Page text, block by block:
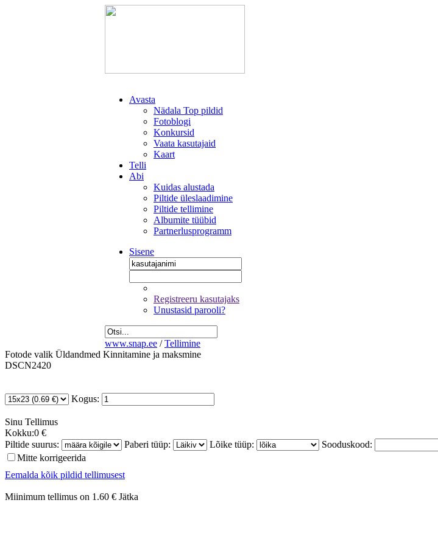
Avasta
Nädala Top pildid
Fotoblogi
Konkursid
Vaata kasutajaid
Kaart
Telli
Abi
Kuidas alustada
Piltide üleslaadimine
Piltide tellimine
Albumite tüübid
Partnerlusprogramm
Sisene
Registreeru kasutajaks
Unustasid parooli?
www.snap.ee / Tellimine
Fotode valik Üldandmed Kinnitamine ja maksmine
DSCN2420
Kogus:
Sinu Tellimus
Kokku:0 €
Piltide suurus:
Paberi tüüp: Lõike tüüp: Sooduskood:
Mitte korrigeerida
Eemalda kõik pildid tellimusest
Miinimum tellimus on 1.60 € Jätka